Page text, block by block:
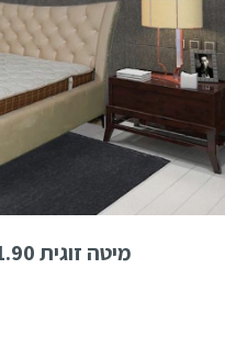
מיטה זוגית 1.90 - 1.60